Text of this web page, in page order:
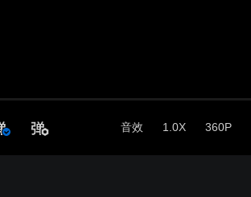
音效 1.0X 360P